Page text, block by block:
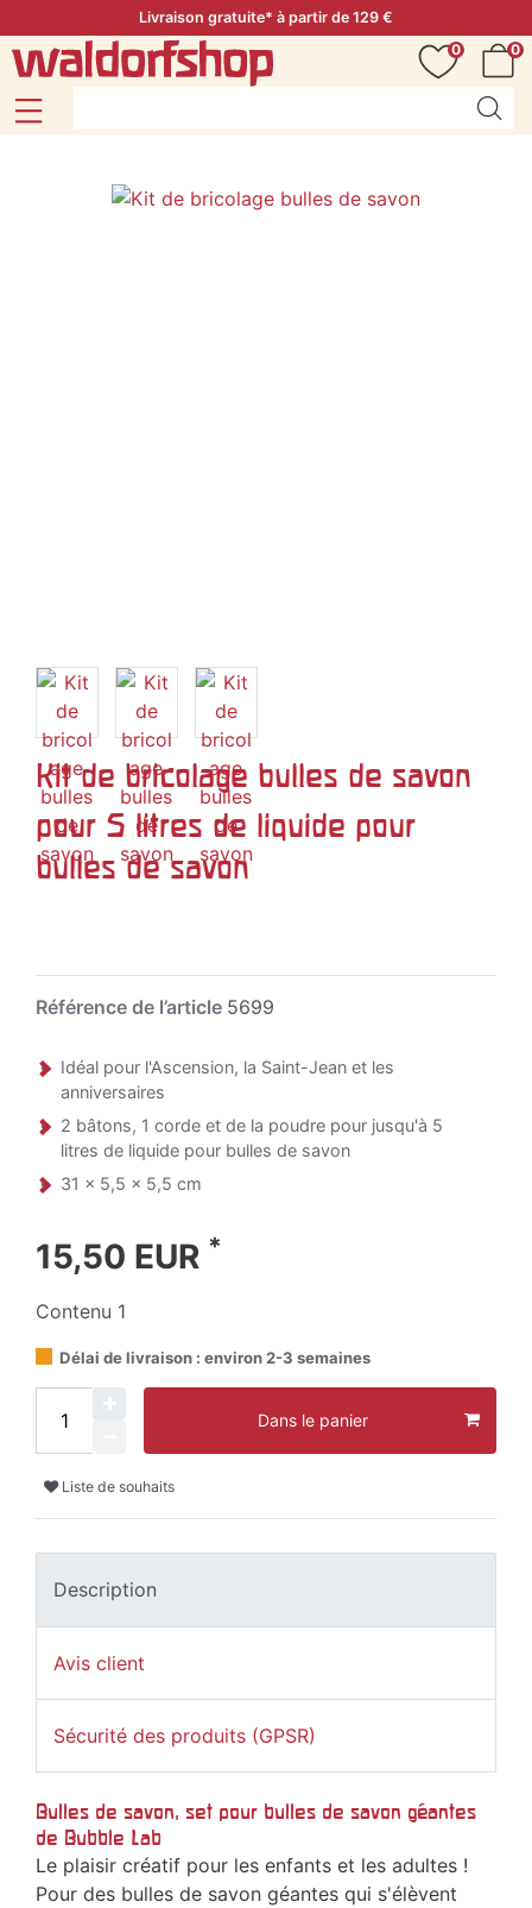
Livraison gratuite* à partir de 129 €
0
0
Kit de bricolage bulles de savon
pour 5 litres de liquide pour
bulles de savon
Référence de l’article 5699
Idéal pour l'Ascension, la Saint-Jean et les
anniversaires
2 bâtons, 1 corde et de la poudre pour jusqu'à 5
litres de liquide pour bulles de savon
31 x 5,5 x 5,5 cm
15,50 EUR *
Contenu 1
Délai de livraison : environ 2-3 semaines
Dans le panier
Liste de souhaits
Description
Avis client
Sécurité des produits (GPSR)
Bulles de savon, set pour bulles de savon géantes
de Bubble Lab
Le plaisir créatif pour les enfants et les adultes !
Pour des bulles de savon géantes qui s'élèvent